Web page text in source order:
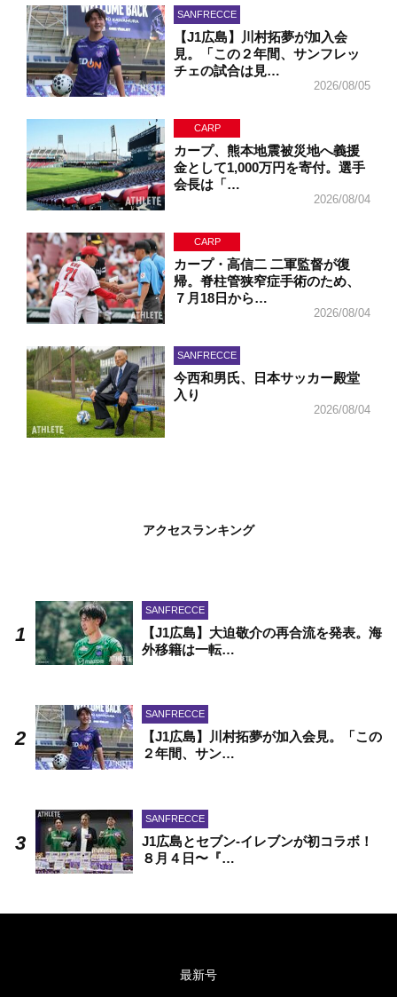
SANFRECCE
【J1広島】川村拓夢が加入会
見。「この２年間、サンフレッ
チェの試合は見…
2026/08/05
CARP
カープ、熊本地震被災地へ義援
金として1,000万円を寄付。選手
会長は「…
2026/08/04
CARP
カープ・高信二 二軍監督が復
帰。脊柱管狭窄症手術のため、
７月18日から…
2026/08/04
SANFRECCE
今西和男氏、日本サッカー殿堂
入り
2026/08/04
アクセスランキング
SANFRECCE
【J1広島】大迫敬介の再合流を発表。海
外移籍は一転…
SANFRECCE
【J1広島】川村拓夢が加入会見。「この
２年間、サン…
SANFRECCE
J1広島とセブン-イレブンが初コラボ！
８月４日〜『…
最新号